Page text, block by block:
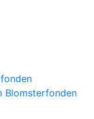
Blomsterfonden